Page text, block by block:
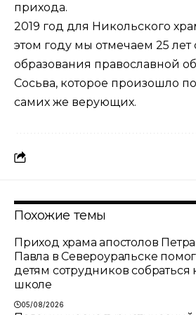
прихода.
2019 год для Никольского
этом году мы отмечаем 25 лет
образования православной
Сосьва, которое произошло
самих же верующих.
Похожие темы
Приход храма апостолов
Павла в Североуральске помог
детям сотрудников собраться
школе
05/08/2026